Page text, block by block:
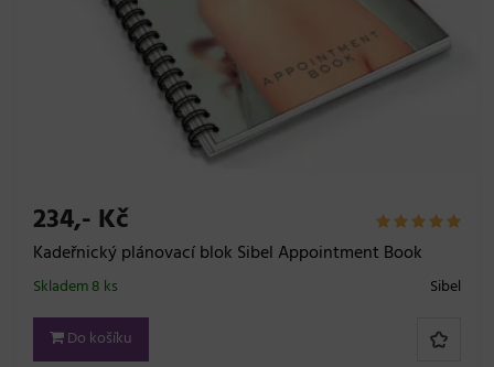
234,- Kč
Kadeřnický plánovací blok Sibel Appointment Book
Sibel
Skladem 8 ks
Do košíku